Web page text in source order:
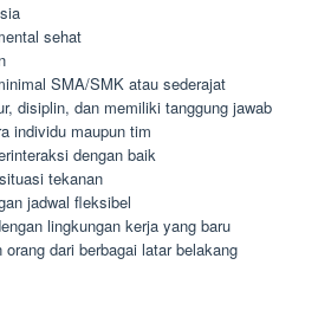
sehat
SMA/SMK atau sederajat
disiplin, dan memiliki tanggung jawab
individu maupun tim
dengan baik
tekanan
jadwal fleksibel
lingkungan kerja yang baru
orang dari berbagai latar belakang